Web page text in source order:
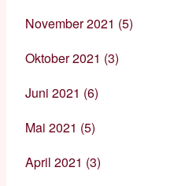
November 2021 (5)
Oktober 2021 (3)
Juni 2021 (6)
Mai 2021 (5)
April 2021 (3)